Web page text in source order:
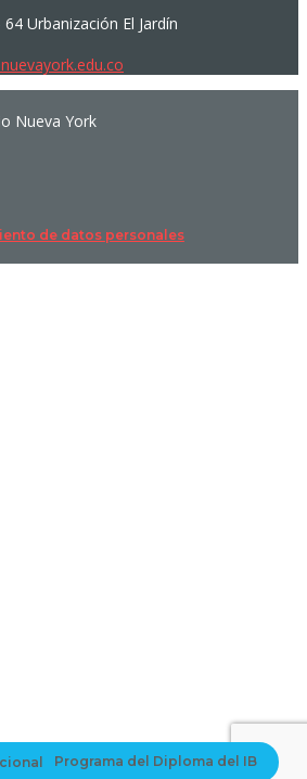
Programa del Diploma del IB
Urbanización El Jardín
Nueva York
de datos personales
We'll send you an email as soon as your
Go to Profile
In